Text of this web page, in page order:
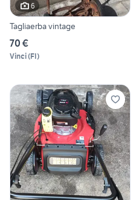
6
Tagliaerba vintage
70 €
Vinci(FI)